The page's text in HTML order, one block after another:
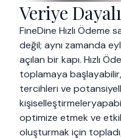
Veriye
FineDine Hızlı Ödeme
değil; aynı zamanda
açılan bir kapı. Hızlı
toplamaya
tercihleri ve
optimize etmek ve
oluşturmak için